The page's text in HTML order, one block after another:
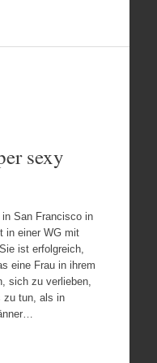
sexy
San Francisco in
in einer WG mit
ist erfolgreich,
eine Frau in ihrem
sich zu verlieben,
zu tun, als in